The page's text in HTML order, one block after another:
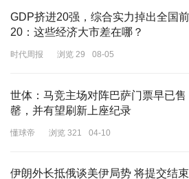
GDP挤进20强，综合实力掉出全国前
20：这些经济大市差在哪？
时代周报 浏览 29 08-05
世体：马竞主场对阵巴萨门票早已售
罄，并有望刷新上座纪录
懂球帝 浏览 321 04-10